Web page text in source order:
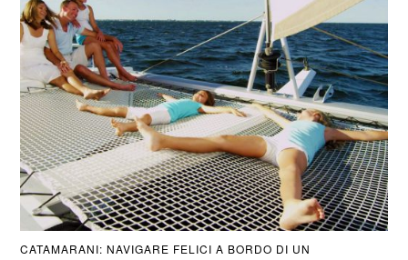
CATAMARANI: NAVIGARE FELICI A BORDO DI UN